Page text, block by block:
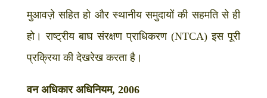
मुआवज़े सहित हो और स्थानीय समुदायों की सहमति से ही
हो। राष्ट्रीय बाघ संरक्षण प्राधिकरण (NTCA) इस पूरी
प्रक्रिया की देखरेख करता है।
वन अधिकार अधिनियम, 2006